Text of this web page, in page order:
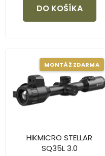
DO KOŠÍKA
MONTÁŽ ZDARMA
HIKMICRO STELLAR
SQ35L 3.0